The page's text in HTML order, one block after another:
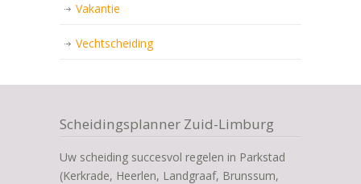
Vakantie
Vechtscheiding
Scheidingsplanner Zuid-Limburg
Uw scheiding succesvol regelen in Parkstad
(Kerkrade, Heerlen, Landgraaf, Brunssum,